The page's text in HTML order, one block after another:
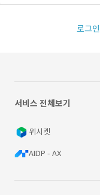
로그인
서비스 전체보기
위시켓
AIDP - AX